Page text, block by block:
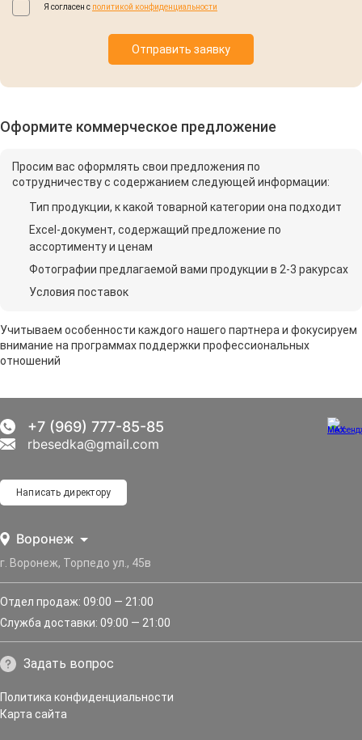
Оформите коммерческое предложение
Просим вас оформлять свои предложения по
сотрудничеству с содержанием следующей информации:
Тип продукции, к какой товарной категории она подходит
Excel-документ, содержащий предложение по
ассортименту и ценам
Фотографии предлагаемой вами продукции в 2-3 ракурсах
Условия поставок
Учитываем особенности каждого нашего партнера и фокусируем
внимание на программах поддержки профессиональных
отношений
Я согласен с политикой конфиденциальности
Отправить заявку
Воронеж
г. Воронеж, Торпедо ул., 45в
Отдел продаж: 09:00 — 21:00
Служба доставки: 09:00 — 21:00
Написать директору
+7 (969) 777-85-85
rbesedka@gmail.com
Задать вопрос
Политика конфиденциальности
Карта сайта